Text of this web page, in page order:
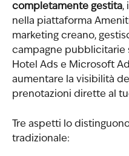
completamente gestita,
nella piattaforma
marketing creano,
campagne pubblicitarie
Hotel Ads e Microsoft
aumentare la visibilità
prenotazioni dirette al
Tre aspetti lo
tradizionale: